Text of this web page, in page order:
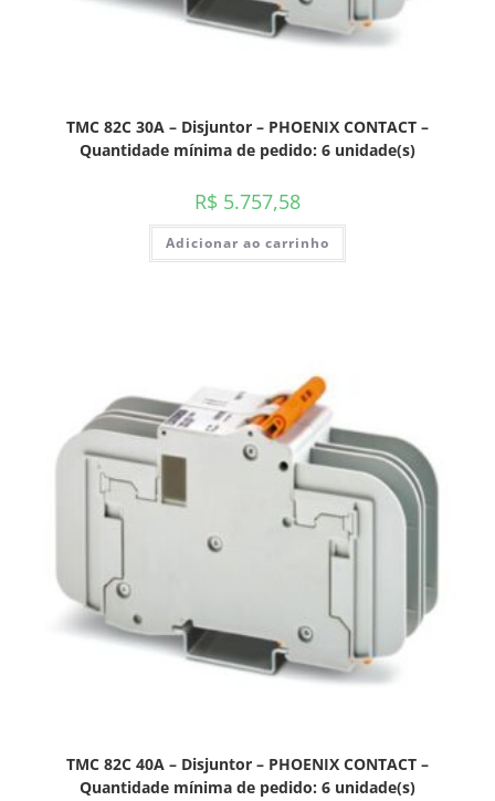
TMC 82C 30A – Disjuntor – PHOENIX CONTACT –
Quantidade mínima de pedido: 6 unidade(s)
R$ 5.757,58
Adicionar ao carrinho
TMC 82C 40A – Disjuntor – PHOENIX CONTACT –
Quantidade mínima de pedido: 6 unidade(s)